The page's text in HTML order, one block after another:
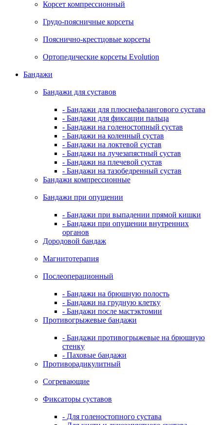
Корсет компрессионный
Грудо-поясничные корсеты
Пояснично-крестцовые корсеты
Ортопедические корсеты Evolution
Бандажи
Бандажи для суставов
- Бандажи для плюснефалангового сустава
- Бандажи для фиксации пальца
- Бандажи на голеностопный сустав
- Бандажи на коленный сустав
- Бандажи на локтевой сустав
- Бандажи на лучезапястный сустав
- Бандажи на плечевой сустав
- Бандажи на тазобедренный сустав
Бандажи компрессионные
Бандажи при опущении
- Бандажи при выпадении прямой кишки
- Бандажи при опущении внутренних
органов
Дородовой бандаж
Магнитотерапия
Послеоперационный
- Бандажи на брюшную полость
- Бандажи на грудную клетку
- Бандажи после мастэктомии
Противогрыжевые бандажи
- Бандажи противогрыжевые на брюшную
стенку
- Паховые бандажи
Противорадикулитный
Согревающие
Фиксаторы суставов
- Для голеностопного сустава